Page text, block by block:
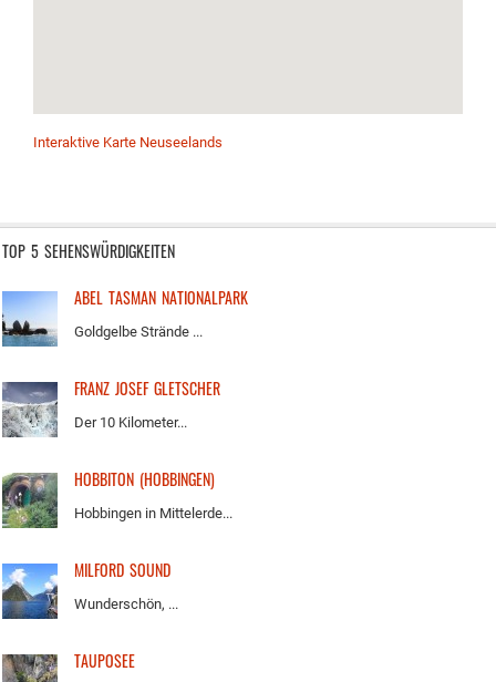
Interaktive Karte Neuseelands
TOP 5 SEHENSWÜRDIGKEITEN
ABEL TASMAN NATIONALPARK
Goldgelbe Strände ...
FRANZ JOSEF GLETSCHER
Der 10 Kilometer...
HOBBITON (HOBBINGEN)
Hobbingen in Mittelerde...
MILFORD SOUND
Wunderschön, ...
TAUPOSEE